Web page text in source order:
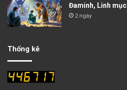
Đaminh, Linh mục
2 ngày
Thống kê